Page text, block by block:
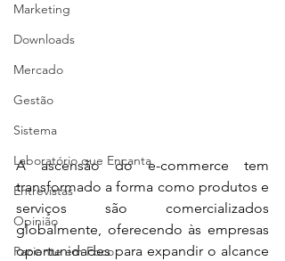
Marketing
Downloads
Mercado
Gestão
Sistema
Laboratório que Encanta
Entrevistas
Opinião
Paciente em Foco
A ascensão do e-commerce tem
transformado a forma como produtos e
serviços são comercializados
globalmente, oferecendo às empresas
oportunidades para expandir o alcance